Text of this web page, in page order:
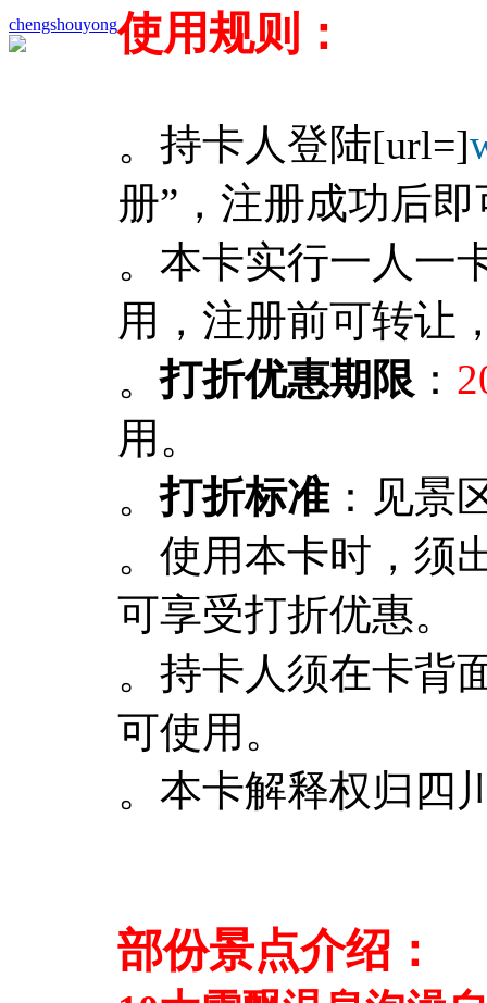
chengshouyong使用规则：
。持卡人登陆[url=]
册”，注册成功后
。本卡实行一人一
用，注册前可转让
。打折优惠期限 ：
用。
。打折标准：见景
。使用本卡时，须
可享受打折优惠。
。持卡人须在卡背
可使用。
。本卡解释权归四
部份景点介绍 ：